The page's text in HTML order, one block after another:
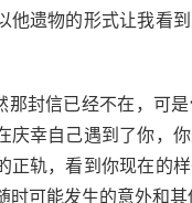
他遗物的形式让我看
那封信已经不在，可
庆幸自己遇到了你，
正轨，看到你现在的
时可能发生的意外和其